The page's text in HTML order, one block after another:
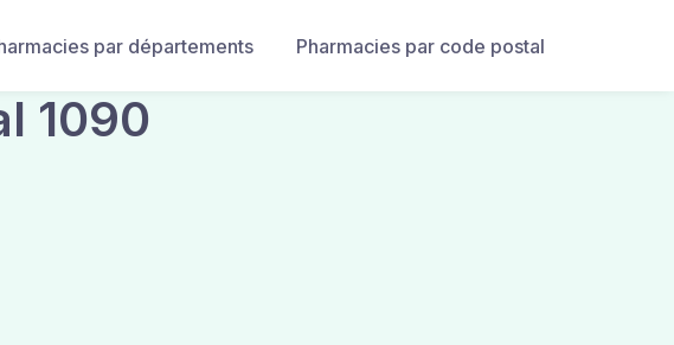
par départements Pharmacies par code postal
1090